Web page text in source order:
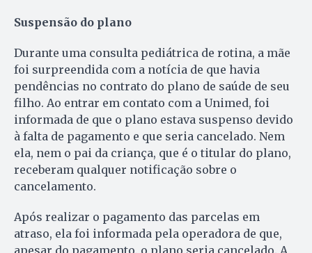
Suspensão do plano
Durante uma consulta pediátrica de rotina, a mãe
foi surpreendida com a notícia de que havia
pendências no contrato do plano de saúde de seu
filho. Ao entrar em contato com a Unimed, foi
informada de que o plano estava suspenso devido
à falta de pagamento e que seria cancelado. Nem
ela, nem o pai da criança, que é o titular do plano,
receberam qualquer notificação sobre o
cancelamento.
Após realizar o pagamento das parcelas em
atraso, ela foi informada pela operadora de que,
apesar do pagamento, o plano seria cancelado. A